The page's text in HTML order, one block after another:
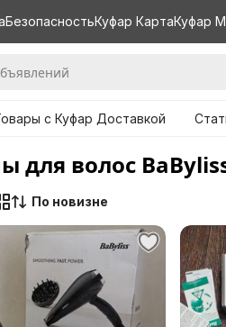
БезопасностьКуфар КартаКуфар
с Куфар Доставкой
для волос
По новизне